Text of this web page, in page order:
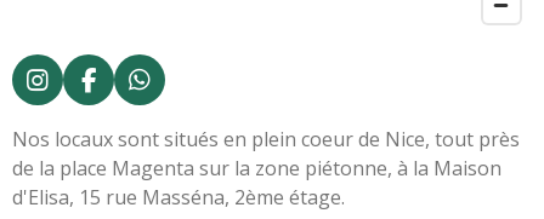
I
n
s
t
a
g
F
a
c
e
b
o
W
h
a
t
s
A
Nos locaux sont situés en plein coeur de Nice, tout près
de la place Magenta sur la zone piétonne, à la Maison
d'Elisa, 15 rue Masséna, 2ème étage.